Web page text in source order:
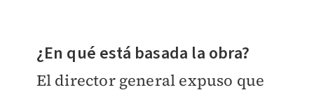
¿En qué está basada la obra?
El director general expuso que